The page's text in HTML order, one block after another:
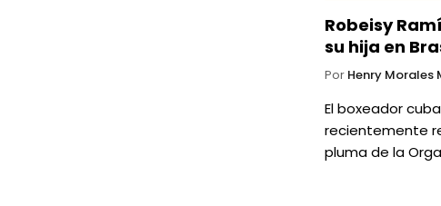
Robeisy
su hija en
Por Henry Morales
El boxeador
recientemente
pluma de la